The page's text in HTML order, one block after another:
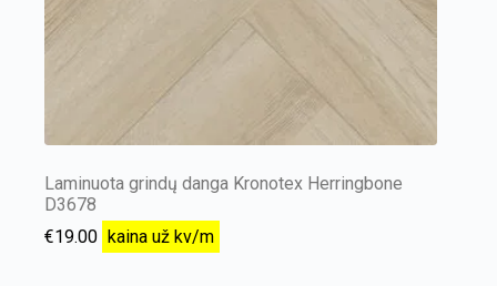
Laminuota grindų danga Kronotex Herringbone
D3678
€19.00 kaina už kv/m